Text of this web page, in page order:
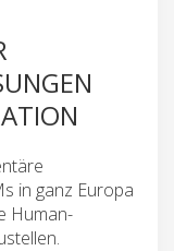
in ganz Europa
Human-